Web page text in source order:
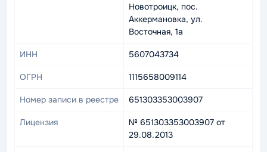
Новотроицк, пос.
Аккермановка, ул.
Восточная, 1а
ИНН 5607043734
ОГРН 1115658009114
Номер записи в реестре 651303353003907
Лицензия
№ 651303353003907 от
29.08.2013